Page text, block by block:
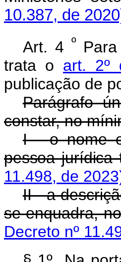
10.387, de
Art. 4º
trata o art. 2º
publicação de
Parágrafo
constar, no
I - o nome
pessoa
11.498, de
II - a
se enquadra,
Decreto nº